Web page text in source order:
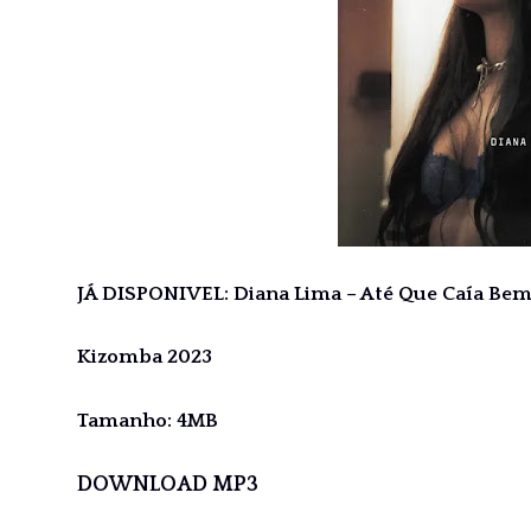
JÁ DISPONIVEL: Diana Lima – Até Que Caía Bem
Kizomba 2023
Tamanho: 4MB
DOWNLOAD MP3